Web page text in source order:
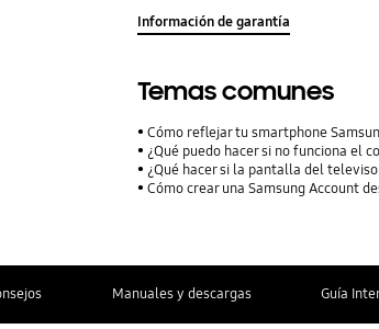
Información de garantía
Temas comunes
Cómo reflejar tu smartphone
¿Qué puedo hacer si no funciona el
¿Qué hacer si la pantalla del
Cómo crear una Samsung Account
Manuales y descargas Guía